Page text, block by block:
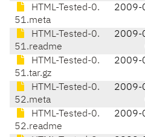
HTML-Tested-0.
51.meta
2009-
HTML-Tested-0.
51.readme
2009-
HTML-Tested-0.
51.tar.gz
2009-
HTML-Tested-0.
52.meta
2009-
HTML-Tested-0.
52.readme
2009-